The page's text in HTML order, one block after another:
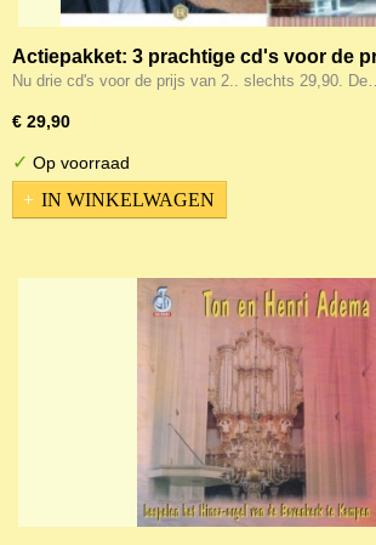
Actiepakket: 3 prachtige cd's voor de
Nu drie cd's voor de prijs van 2.. slechts 29,90.
€ 29,90
✓ Op voorraad
IN WINKELWAGEN